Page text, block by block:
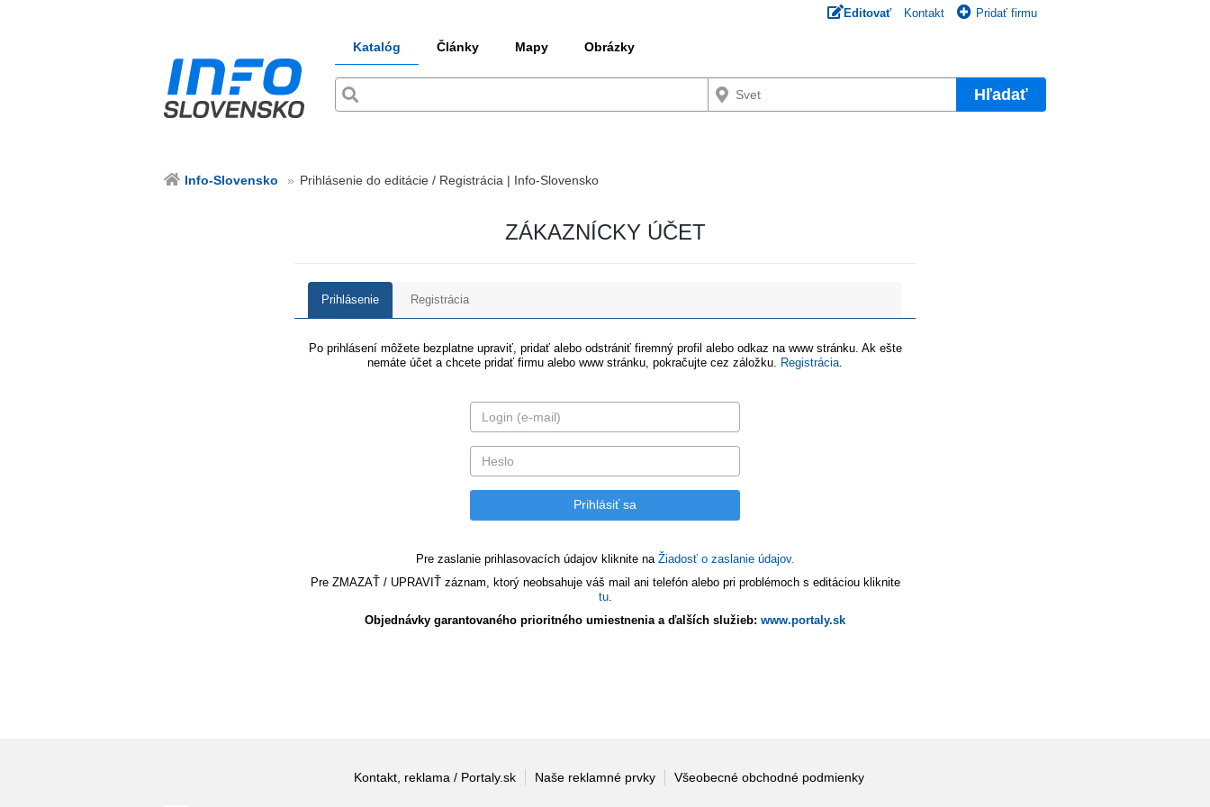
Editovať Kontakt Pridať firmu
Katalóg Články Mapy Obrázky
Hľadať
Info-Slovensko Prihlásenie do editácie / Registrácia | Info-Slovensko
ZÁKAZNÍCKY ÚČET
Prihlásenie Registrácia
Po prihlásení môžete bezplatne upraviť, pridať alebo odstrániť firemný profil alebo odkaz na www stránku. Ak ešte
nemáte účet a chcete pridať firmu alebo www stránku, pokračujte cez záložku.
Registrácia
Pre zaslanie prihlasovacích údajov kliknite na Žiadosť o zaslanie údajov.
Pre ZMAZAŤ / UPRAVIŤ záznam, ktorý neobsahuje váš mail ani telefón alebo pri problémoch s editáciou kliknite
tu.
Objednávky garantovaného prioritného umiestnenia a ďalších služieb: www.portaly.sk
Kontakt, reklama / Portaly.sk Naše reklamné prvky Všeobecné obchodné podmienky